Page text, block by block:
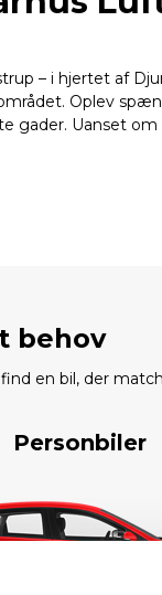
– i hjertet af
Oplev
gader. Uanset
behov
en bil, der
Personbiler